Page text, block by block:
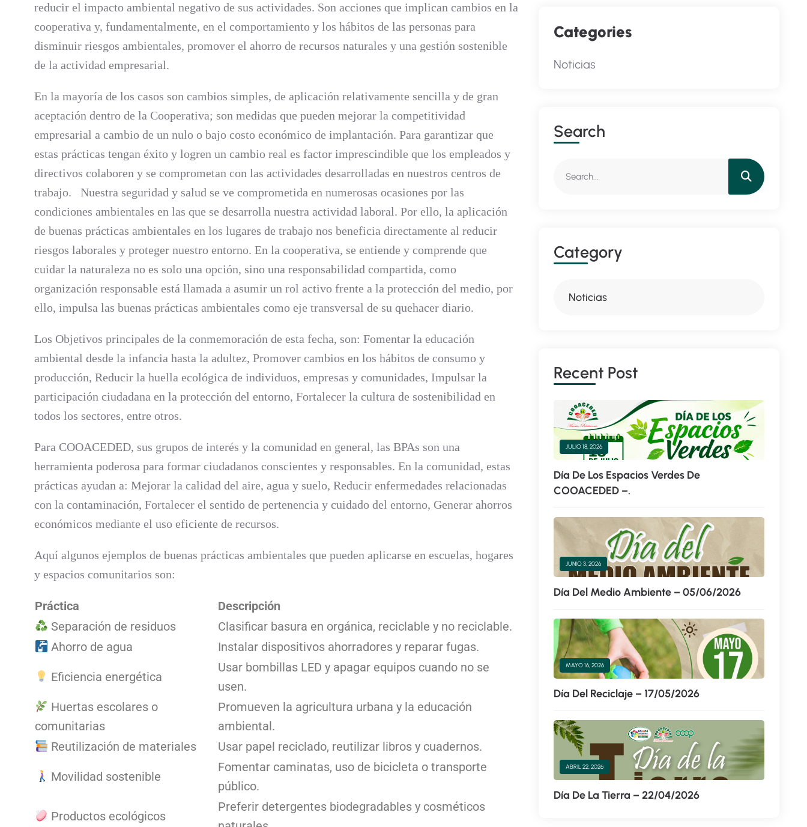
reducir el impacto ambiental negativo de sus actividades. Son acciones que implican cambios en la
cooperativa y, fundamentalmente, en el comportamiento y los hábitos de las personas para
disminuir riesgos ambientales, promover el ahorro de recursos naturales y una gestión sostenible
de la actividad empresarial.
En la mayoría de los casos son cambios simples, de aplicación relativamente sencilla y de gran
aceptación dentro de la Cooperativa; son medidas que pueden mejorar la competitividad
empresarial a cambio de un nulo o bajo costo económico de implantación. Para garantizar que
estas prácticas tengan éxito y logren un cambio real es factor imprescindible que los empleados y
directivos colaboren y se comprometan con las actividades desarrolladas en nuestros centros de
trabajo. Nuestra seguridad y salud se ve comprometida en numerosas ocasiones por las
condiciones ambientales en las que se desarrolla nuestra actividad laboral. Por ello, la aplicación
de buenas prácticas ambientales en los lugares de trabajo nos beneficia directamente al reducir
riesgos laborales y proteger nuestro entorno. En la cooperativa, se entiende y comprende que
cuidar la naturaleza no es solo una opción, sino una responsabilidad compartida, como
organización responsable está llamada a asumir un rol activo frente a la protección del medio, por
ello, impulsa las buenas prácticas ambientales como eje transversal de su quehacer diario.
Los Objetivos principales de la conmemoración de esta fecha, son: Fomentar la educación
ambiental desde la infancia hasta la adultez, Promover cambios en los hábitos de consumo y
producción, Reducir la huella ecológica de individuos, empresas y comunidades, Impulsar la
participación ciudadana en la protección del entorno, Fortalecer la cultura de sostenibilidad en
todos los sectores, entre otros.
Para COOACEDED, sus grupos de interés y la comunidad en general, las BPAs son una
herramienta poderosa para formar ciudadanos conscientes y responsables. En la comunidad, estas
prácticas ayudan a: Mejorar la calidad del aire, agua y suelo, Reducir enfermedades relacionadas
con la contaminación, Fortalecer el sentido de pertenencia y cuidado del entorno, Generar ahorros
económicos mediante el uso eficiente de recursos.
Aquí algunos ejemplos de buenas prácticas ambientales que pueden aplicarse en escuelas, hogares
y espacios comunitarios son:
Práctica
Descripción
Separación de residuos
Clasificar basura en orgánica, reciclable y no reciclable.
Ahorro de agua
Instalar dispositivos ahorradores y reparar fugas.
Eficiencia energética
Usar bombillas LED y apagar equipos cuando no se
usen.
Huertas escolares o
comunitarias
Promueven la agricultura urbana y la educación
ambiental.
Reutilización de materiales
Usar papel reciclado, reutilizar libros y cuadernos.
Movilidad sostenible
Fomentar caminatas, uso de bicicleta o transporte
público.
Productos ecológicos
Preferir detergentes biodegradables y cosméticos
Categories
Noticias
SEARCH
CATEGORY
Noticias
RECENT POST
JULIO 18, 2026
Día De Los Espacios Verdes De
COOACEDED –.
JUNIO 3, 2026
Día Del Medio Ambiente – 05/06/2026
MAYO 16, 2026
Día Del Reciclaje – 17/05/2026
ABRIL 22, 2026
Día De La Tierra – 22/04/2026